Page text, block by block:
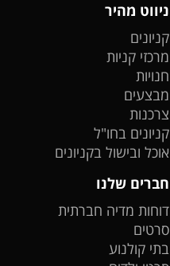
ניווט מהיר
קניונים
מרכזי קניות
חנויות
מבצעים
צרכנות
קניונים בחו"ל
אוכל ובישול בקניונים
חברים שלנו
דוחות מדיה חברתית
סרטים
בתי קולנוע